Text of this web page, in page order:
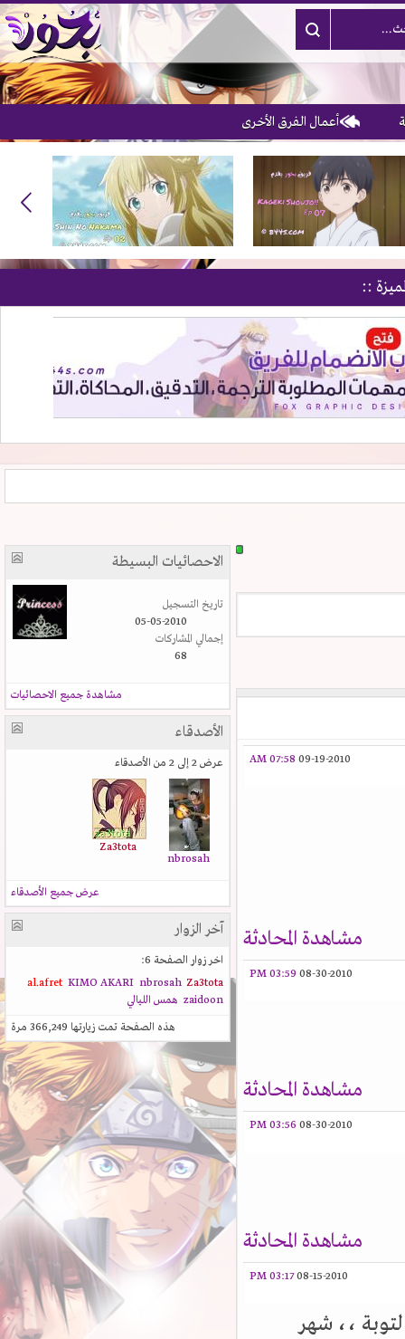
أعمال الفرق الأخرى
::
09-19-2010
07:58 AM
مشاهدة المحادثة
08-30-2010
03:59 PM
مشاهدة المحادثة
08-30-2010
03:56 PM
مشاهدة المحادثة
08-15-2010
03:17 PM
،، شهر
الاحصائيات البسيطة
تاريخ التسجيل
05-05-2010
إجمالي المشاركات
68
مشاهدة جميع الاحصائيات
الأصدقاء
عرض 2 إلى 2 من الأصدقاء
nbrosah
Za3tota
عرض جميع الأصدقاء
آخر الزوار
اخر زوار الصفحة 6:
al.afret
KIMO AKARI nbrosah
Za3tota
zaidoon
همس الليالي
هذه الصفحة تمت زيارتها366,249مرة